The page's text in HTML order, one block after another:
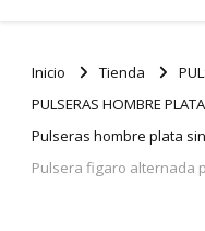
Inicio Tienda
PULSERAS HOMBRE PLATA
Pulseras hombre plata
Pulsera figaro alternada